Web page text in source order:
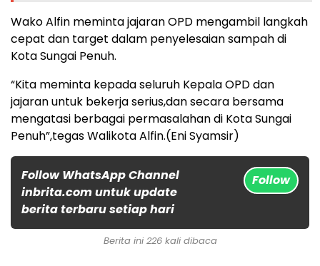
Wako Alfin meminta jajaran OPD mengambil langkah
cepat dan target dalam penyelesaian sampah di
Kota Sungai Penuh.
“Kita meminta kepada seluruh Kepala OPD dan
jajaran untuk bekerja serius,dan secara bersama
mengatasi berbagai permasalahan di Kota Sungai
Penuh”,tegas Walikota Alfin.(Eni Syamsir)
Follow WhatsApp Channel
inbrita.com untuk update
berita terbaru setiap hari
Follow
Berita ini 226 kali dibaca